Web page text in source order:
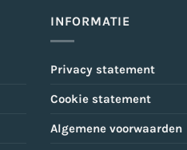
INFORMATIE
Privacy statement
Cookie statement
Algemene voorwaarden